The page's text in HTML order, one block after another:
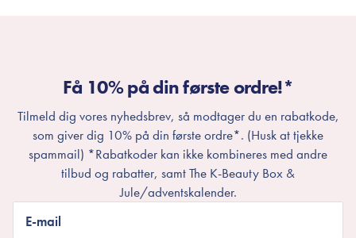
Få 10% på din første ordre!*
Tilmeld dig vores nyhedsbrev, så modtager du en rabatkode,
som giver dig 10% på din første ordre*. (Husk at tjekke
spammail) *Rabatkoder kan ikke kombineres med andre
tilbud og rabatter, samt The K-Beauty Box &
Jule/adventskalender.
E-mail